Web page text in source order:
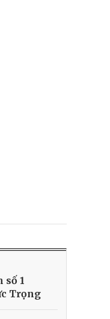
số 1
Trọng